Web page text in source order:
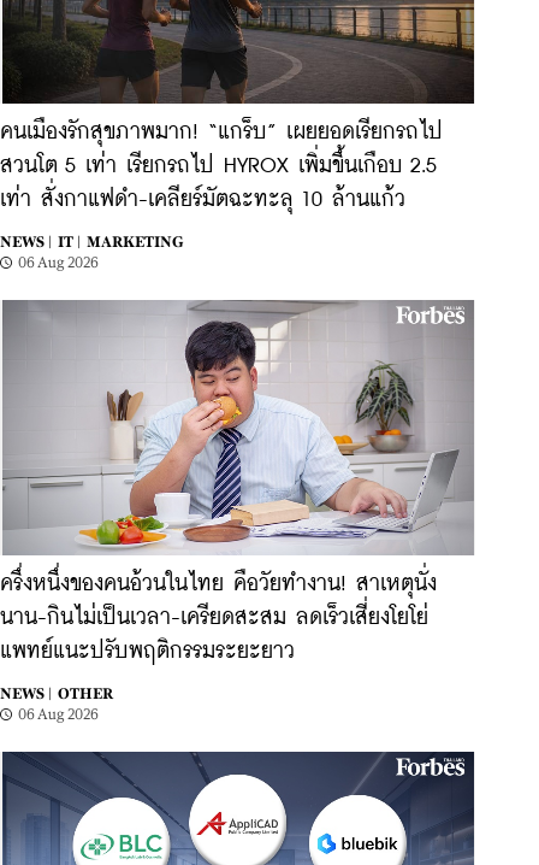
คนเมืองรักสุขภาพมาก! “แกร็บ” เผยยอดเรียกรถไป
สวนโต 5 เท่า เรียกรถไป HYROX เพิ่มขึ้นเกือบ 2.5
เท่า สั่งกาแฟดำ-เคลียร์มัตฉะทะลุ 10 ล้านแก้ว
NEWS | IT |
MARKETING
06 Aug 2026
ครึ่งหนึ่งของคนอ้วนในไทย คือวัยทำงาน! สาเหตุนั่ง
นาน-กินไม่เป็นเวลา-เครียดสะสม ลดเร็วเสี่ยงโยโย่
แพทย์แนะปรับพฤติกรรมระยะยาว
NEWS |
OTHER
06 Aug 2026